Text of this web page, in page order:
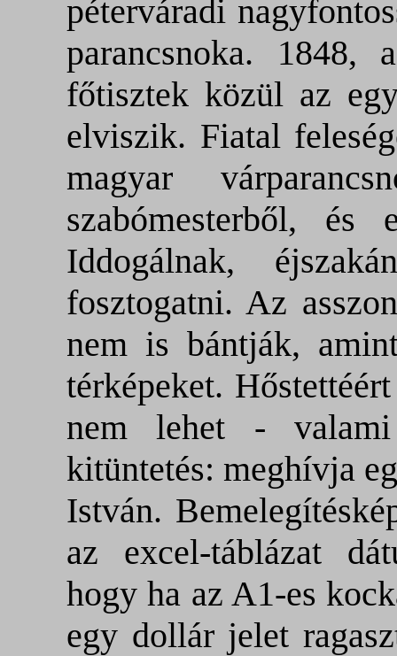
péterváradi
parancsnoka.
főtisztek közül az
elviszik. Fiatal
magyar
szabómesterből, és
Iddogálnak,
fosztogatni. Az
nem is bántják,
térképeket.
nem lehet - valami
kitüntetés: meghívja
István.
az excel-táblázat
hogy ha az A1-es
egy dollár jelet